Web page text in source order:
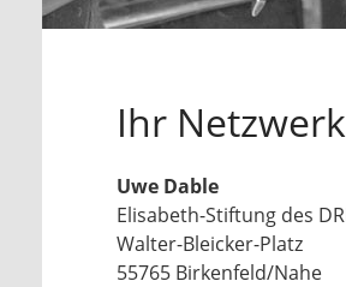
Ihr
Uwe Dable
Elisabeth-Stiftung des
Walter-Bleicker-Platz
55765 Birkenfeld/Nahe